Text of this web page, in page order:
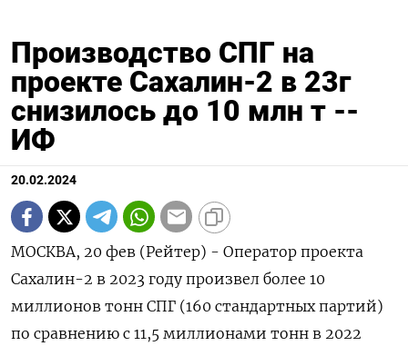
Производство СПГ на
проекте Сахалин-2 в 23г
снизилось до 10 млн т --
ИФ
20.02.2024
МОСКВА, 20 фев (Рейтер) - Оператор проекта
Сахалин-2 в 2023 году произвел более 10
миллионов тонн СПГ (160 стандартных партий)
по сравнению с 11,5 миллионами тонн в 2022